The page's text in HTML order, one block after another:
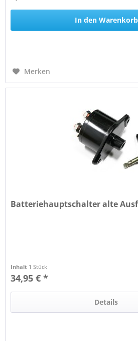
In den Warenkorb
Merken
Batteriehauptschalter alte
Inhalt 1 Stück
34,95 € *
Details